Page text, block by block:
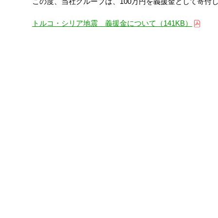
トルコ・シリア地震 義援金について（141KB）